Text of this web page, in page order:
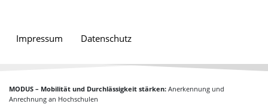
Impressum Datenschutz
MODUS – Mobilität und Durchlässigkeit stärken: Anerkennung und
Anrechnung an Hochschulen